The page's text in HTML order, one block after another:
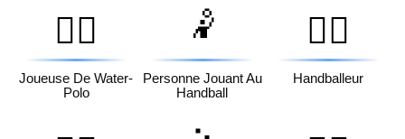
🤽‍♀️
Joueuse De Water-
Polo
🤾
Personne Jouant Au
Handball
🤾‍♂️
Handballeur